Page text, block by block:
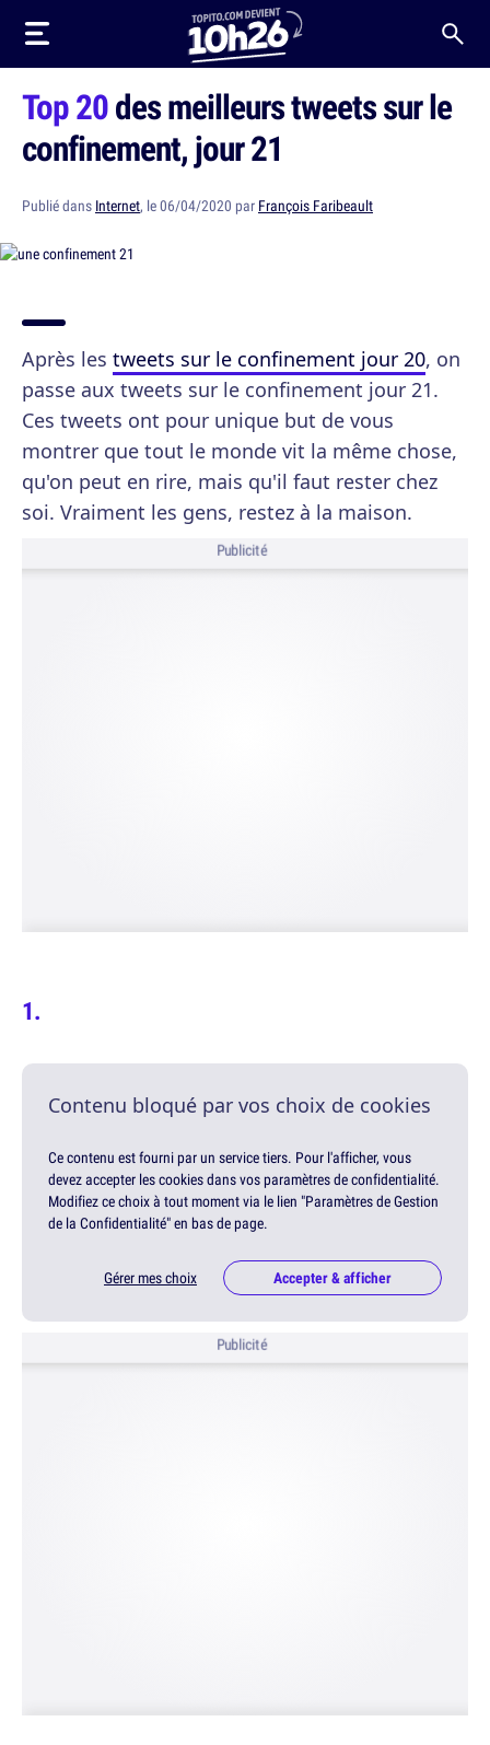
Top 20des meilleurs tweets sur le
confinement, jour 21
Publié dans Internet, le 06/04/2020 par François Faribeault
Après les tweets sur le confinement jour 20, on
passe aux tweets sur le confinement jour 21.
Ces tweets ont pour unique but de vous
montrer que tout le monde vit la même chose,
qu'on peut en rire, mais qu'il faut rester chez
soi. Vraiment les gens, restez à la maison.
Publicité
Contenu bloqué par vos choix de cookies
Ce contenu est fourni par un service tiers. Pour l'afficher, vous
devez accepter les cookies dans vos paramètres de confidentialité.
Modifiez ce choix à tout moment via le lien "Paramètres de Gestion
de la Confidentialité" en bas de page.
Gérer mes choix Accepter & afficher
Publicité